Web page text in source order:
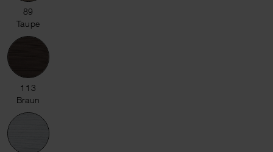
89 Taupe
89
Taupe
113 Braun
113
Braun